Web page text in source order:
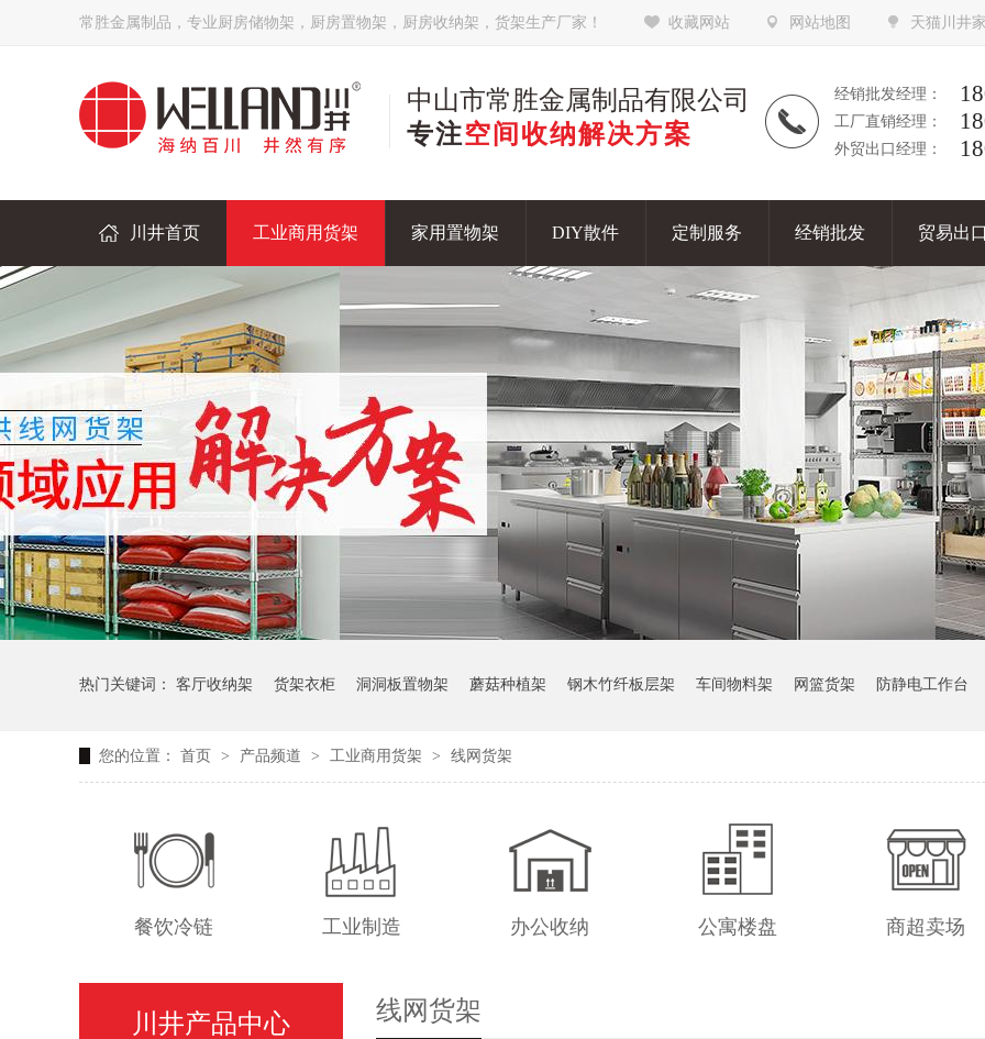
收藏网站 网站地图 天猫川井
常胜金属制品，专业厨房储物架，厨房置物架，厨房收纳架，货架生产厂家！
经销批发经理：
工厂直销经理：
外贸出口经理：
中山市常胜金属制品有限公司
专注空间收纳解决方案
川井首页 工业商用货架 家用置物架 DIY散件 定制服务 经销批发 贸易出
热门关键词： 客厅收纳架 货架衣柜 洞洞板置物架 蘑菇种植架 钢木竹纤板层架 车间物料架 网篮货架 防静电工作台
您的位置： 首页 > 产品频道 > 工业商用货架 > 线网货架
餐饮冷链 工业制造 办公收纳 公寓楼盘 商超卖场
川井产品中心 线网货架